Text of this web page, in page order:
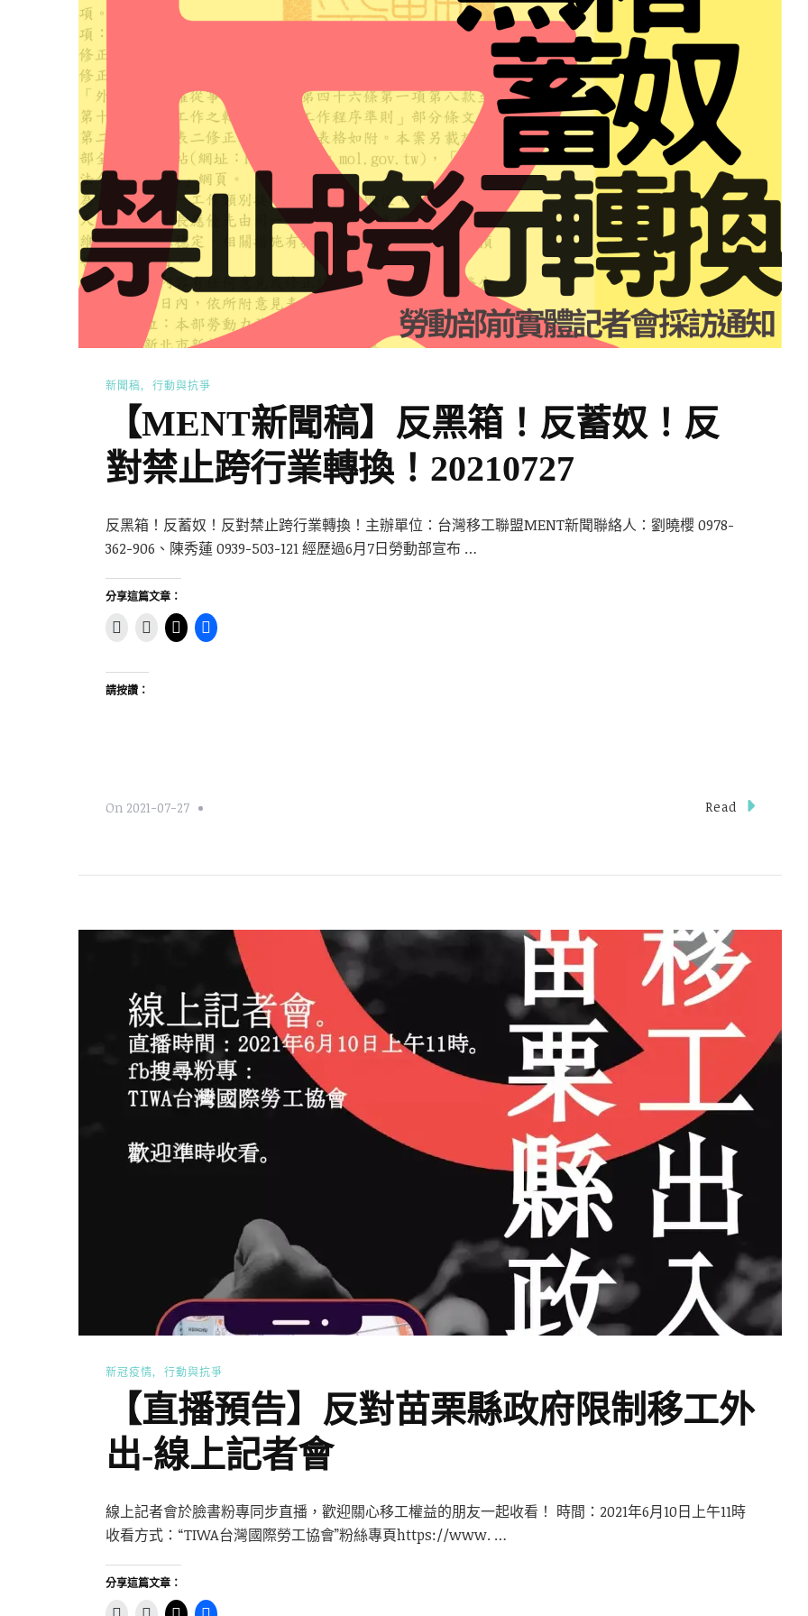
新聞稿 行動與抗爭
【MENT新聞稿】反黑箱！反蓄奴！反
對禁止跨行業轉換！20210727
反黑箱！反蓄奴！反對禁止跨行業轉換！主辦單位：台灣移工聯盟MENT新聞聯絡人：劉曉櫻 0978-
362-906、陳秀蓮 0939-503-121 經歷過6月7日勞動部宣布 …
分享這篇文章：
請按讚：
On 2021-07-27 Read
新冠疫情 行動與抗爭
【直播預告】反對苗栗縣政府限制移工外
出-線上記者會
線上記者會於臉書粉專同步直播，歡迎關心移工權益的朋友一起收看！ 時間：2021年6月10日上午11時
收看方式：“TIWA台灣國際勞工協會”粉絲專頁https://www. …
分享這篇文章：